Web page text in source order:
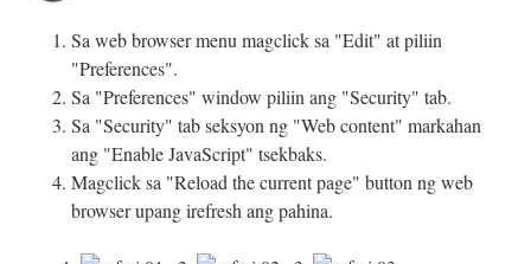
Sa web browser menu magclick sa "Edit" at piliin
"Preferences".
Sa "Preferences" window piliin ang "Security" tab.
Sa "Security" tab seksyon ng "Web content" markahan
ang "Enable JavaScript" tsekbaks.
Magclick sa "Reload the current page" button ng web
browser upang irefresh ang pahina.